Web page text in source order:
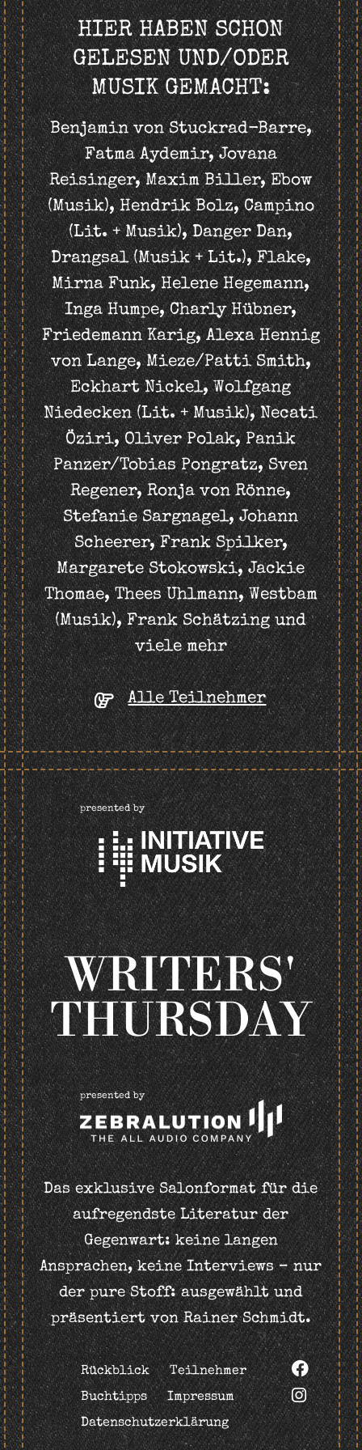
HIER HABEN SCHON
GELESEN UND/ODER
MUSIK GEMACHT:
Benjamin von Stuckrad-Barre,
Fatma Aydemir, Jovana
Reisinger, Maxim Biller, Ebow
(Musik), Hendrik Bolz, Campino
(Lit. + Musik), Danger Dan,
Drangsal (Musik + Lit.), Flake,
Mirna Funk, Helene Hegemann,
Inga Humpe, Charly Hübner,
Friedemann Karig, Alexa Hennig
von Lange, Mieze/Patti Smith,
Eckhart Nickel, Wolfgang
Niedecken (Lit. + Musik), Necati
Öziri, Oliver Polak, Panik
Panzer/Tobias Pongratz, Sven
Regener, Ronja von Rönne,
Stefanie Sargnagel, Johann
Scheerer, Frank Spilker,
Margarete Stokowski, Jackie
Thomae, Thees Uhlmann, Westbam
(Musik), Frank Schätzing und
viele mehr
Alle Teilnehmer
presented by
WRITERS'
THURSDAY
presented by
Das exklusive Salonformat für die
aufregendste Literatur der
Gegenwart: keine langen
Ansprachen, keine Interviews – nur
der pure Stoff: ausgewählt und
präsentiert von Rainer Schmidt.
Rückblick
Teilnehmer
Buchtipps
Impressum
Datenschutzerklärung